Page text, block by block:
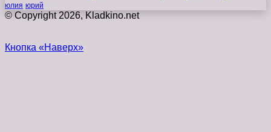
юлия юрий
© Copyright 2026, Kladkino.net
Кнопка «Наверх»